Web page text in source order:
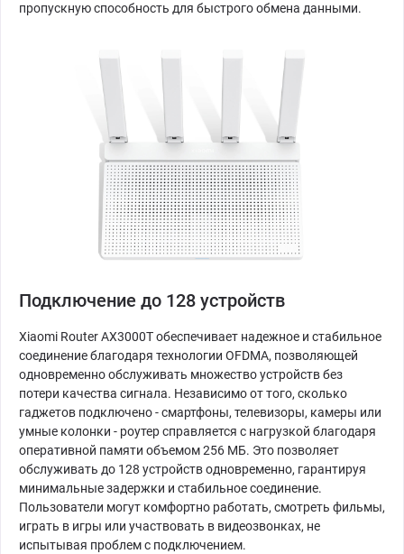
пропускную способность для быстрого обмена данными.
Подключение до 128 устройств
Xiaomi Router AX3000T обеспечивает надежное и стабильное
соединение благодаря технологии OFDMA, позволяющей
одновременно обслуживать множество устройств без
потери качества сигнала. Независимо от того, сколько
гаджетов подключено - смартфоны, телевизоры, камеры или
умные колонки - роутер справляется с нагрузкой благодаря
оперативной памяти объемом 256 МБ. Это позволяет
обслуживать до 128 устройств одновременно, гарантируя
минимальные задержки и стабильное соединение.
Пользователи могут комфортно работать, смотреть фильмы,
играть в игры или участвовать в видеозвонках, не
испытывая проблем с подключением.